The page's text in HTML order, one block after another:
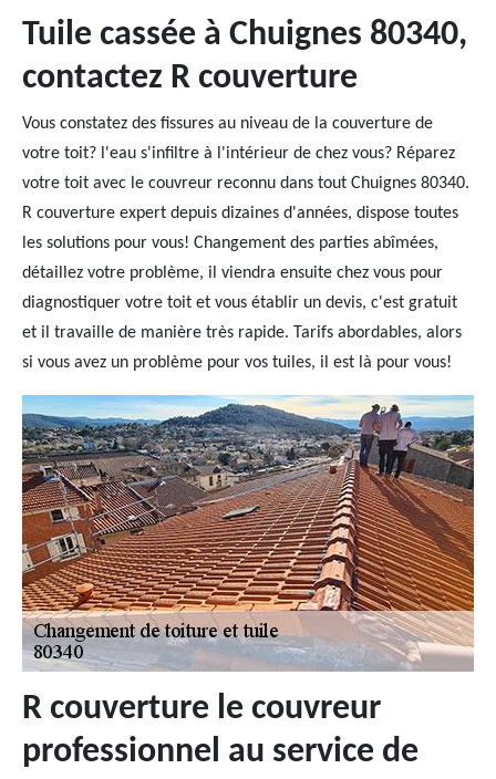
Tuile cassée à Chuignes 80340,
contactez R couverture
Vous constatez des fissures au niveau de la couverture de
votre toit? l'eau s'infiltre à l'intérieur de chez vous? Réparez
votre toit avec le couvreur reconnu dans tout Chuignes 80340.
R couverture expert depuis dizaines d'années, dispose toutes
les solutions pour vous! Changement des parties abîmées,
détaillez votre problème, il viendra ensuite chez vous pour
diagnostiquer votre toit et vous établir un devis, c'est gratuit
et il travaille de manière très rapide. Tarifs abordables, alors
si vous avez un problème pour vos tuiles, il est là pour vous!
R couverture le couvreur
professionnel au service de